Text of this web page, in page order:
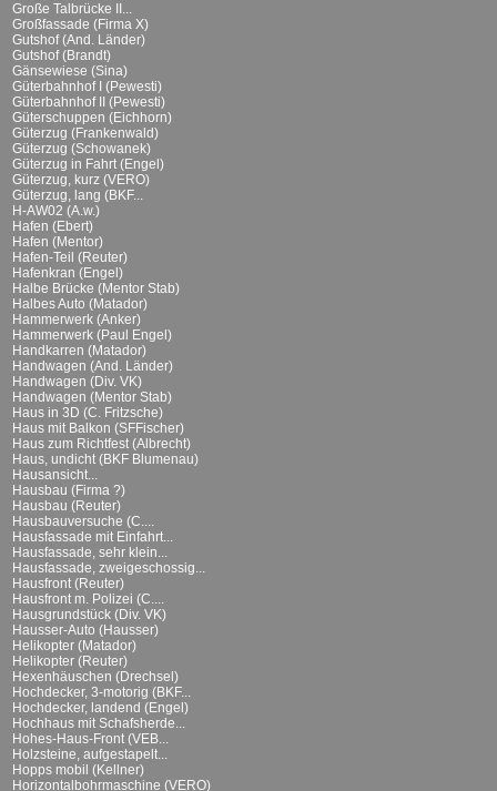
Große Talbrücke II...
Großfassade (Firma X)
Gutshof (And. Länder)
Gutshof (Brandt)
Gänsewiese (Sina)
Güterbahnhof I (Pewesti)
Güterbahnhof II (Pewesti)
Güterschuppen (Eichhorn)
Güterzug (Frankenwald)
Güterzug (Schowanek)
Güterzug in Fahrt (Engel)
Güterzug, kurz (VERO)
Güterzug, lang (BKF...
H-AW02 (A.w.)
Hafen (Ebert)
Hafen (Mentor)
Hafen-Teil (Reuter)
Hafenkran (Engel)
Halbe Brücke (Mentor Stab)
Halbes Auto (Matador)
Hammerwerk (Anker)
Hammerwerk (Paul Engel)
Handkarren (Matador)
Handwagen (And. Länder)
Handwagen (Div. VK)
Handwagen (Mentor Stab)
Haus in 3D (C. Fritzsche)
Haus mit Balkon (SFFischer)
Haus zum Richtfest (Albrecht)
Haus, undicht (BKF Blumenau)
Hausansicht...
Hausbau (Firma ?)
Hausbau (Reuter)
Hausbauversuche (C....
Hausfassade mit Einfahrt...
Hausfassade, sehr klein...
Hausfassade, zweigeschossig...
Hausfront (Reuter)
Hausfront m. Polizei (C....
Hausgrundstück (Div. VK)
Hausser-Auto (Hausser)
Helikopter (Matador)
Helikopter (Reuter)
Hexenhäuschen (Drechsel)
Hochdecker, 3-motorig (BKF...
Hochdecker, landend (Engel)
Hochhaus mit Schafsherde...
Hohes-Haus-Front (VEB...
Holzsteine, aufgestapelt...
Hopps mobil (Kellner)
Horizontalbohrmaschine (VERO)